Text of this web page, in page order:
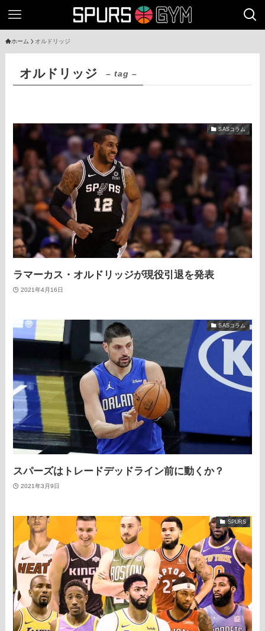
ホーム オルドリッジ
オルドリッジ – tag –
SASコラム
ラマーカス・オルドリッジが現役引退を発表
2021年4月16日
SASコラム
スパーズはトレードデッドライン前に動くか？
2021年3月9日
SPURS